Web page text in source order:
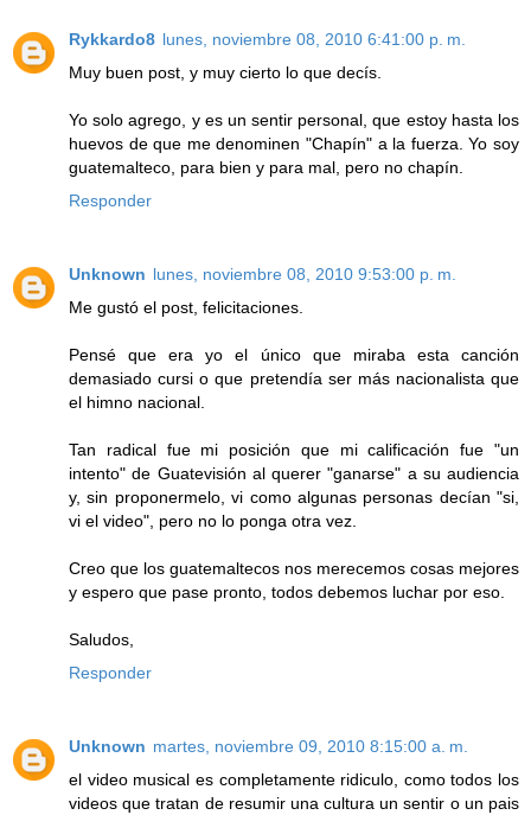
Rykkardo8 lunes, noviembre 08, 2010 6:41:00 p. m.
Muy buen post, y muy cierto lo que decís.
Yo solo agrego, y es un sentir personal, que estoy hasta los
huevos de que me denominen "Chapín" a la fuerza. Yo soy
guatemalteco, para bien y para mal, pero no chapín.
Responder
Unknown lunes, noviembre 08, 2010 9:53:00 p. m.
Me gustó el post, felicitaciones.
Pensé que era yo el único que miraba esta canción
demasiado cursi o que pretendía ser más nacionalista que
el himno nacional.
Tan radical fue mi posición que mi calificación fue "un
intento" de Guatevisión al querer "ganarse" a su audiencia
y, sin proponermelo, vi como algunas personas decían "si,
vi el video", pero no lo ponga otra vez.
Creo que los guatemaltecos nos merecemos cosas mejores
y espero que pase pronto, todos debemos luchar por eso.
Saludos,
Responder
Unknown martes, noviembre 09, 2010 8:15:00 a. m.
el video musical es completamente ridiculo, como todos los
videos que tratan de resumir una cultura un sentir o un pais